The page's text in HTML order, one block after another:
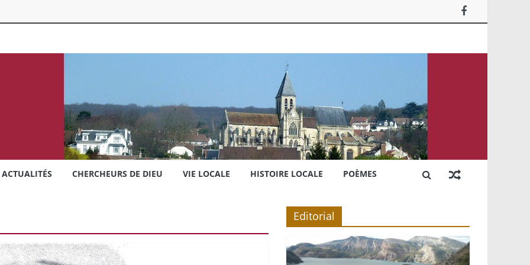
ACTUALITÉS CHERCHEURS DE DIEU VIE LOCALE HISTOIRE LOCALE POÈMES
Editorial